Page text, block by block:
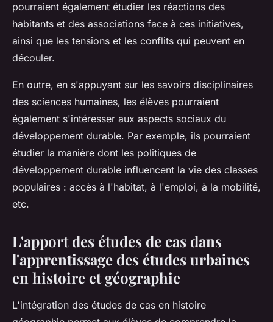
pourraient également étudier les réactions des
habitants et des associations face à ces initiatives,
ainsi que les tensions et les conflits qui peuvent en
découler.
En outre, en s'appuyant sur les savoirs disciplinaires
des sciences humaines, les élèves pourraient
également s'intéresser aux aspects sociaux du
développement durable. Par exemple, ils pourraient
étudier la manière dont les politiques de
développement durable influencent la vie des classes
populaires : accès à l'habitat, à l'emploi, à la mobilité,
etc.
L'apport des études de cas dans
l'apprentissage des études urbaines
en histoire et géographie
L'intégration des études de cas en histoire